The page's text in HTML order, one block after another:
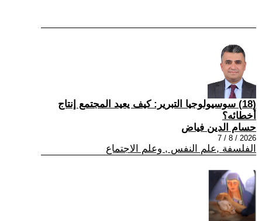
(18) سوسيولوجيا التبرير: كيف يعيد المجتمع إنتاج
أخطائه؟
حسام الدين فياض
2026 / 8 / 7
الفلسفة ,علم النفس , وعلم الاجتماع